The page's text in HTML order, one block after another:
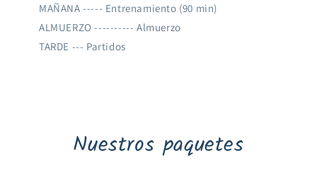
MAÑANA ----- Entrenamiento (90 min)
ALMUERZO ---------- Almuerzo
TARDE --- Partidos
Nuestros paquetes